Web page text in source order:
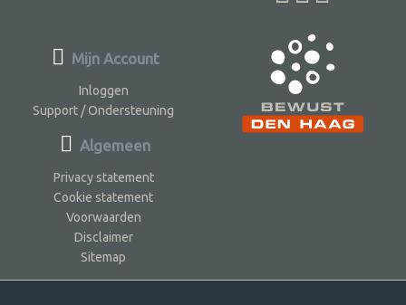
Mijn Account
Inloggen
Support / Ondersteuning
Algemeen
Privacy statement
Cookie statement
Voorwaarden
Disclaimer
Sitemap